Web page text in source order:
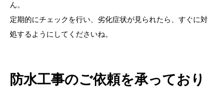
ん。
定期的にチェックを行い、劣化症状が見られたら、すぐに対
処するようにしてくださいね。
防水工事のご依頼を承っており